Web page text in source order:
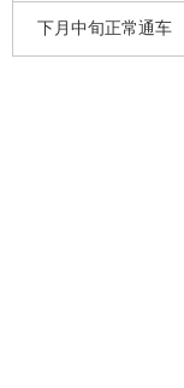
下月中旬正常通车